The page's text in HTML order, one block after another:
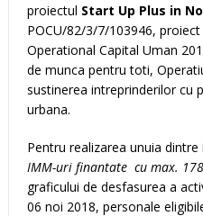
proiectul Start Up Plus in
POCU/82/3/7/103946,
Operational Capital Uman
de munca pentru toti,
sustinerea intreprinderilor cu
urbana.
Pentru realizarea unuia
IMM-uri finantate cu max.
graficului de desfasurea a
06 noi 2018, personale